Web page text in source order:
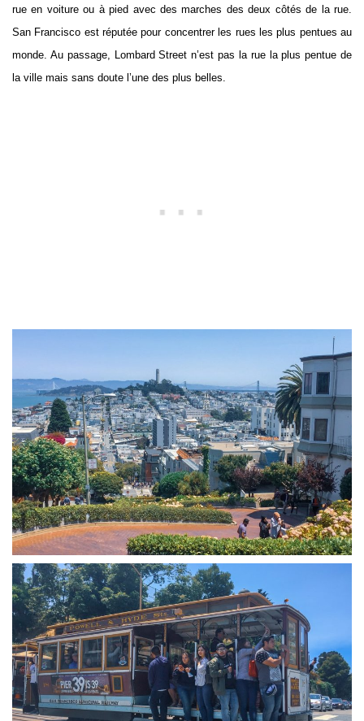
rue en voiture ou à pied avec des marches des deux côtés de la rue.
San Francisco est réputée pour concentrer les rues les plus pentues au
monde. Au passage, Lombard Street n’est pas la rue la plus pentue de
la ville mais sans doute l’une des plus belles.